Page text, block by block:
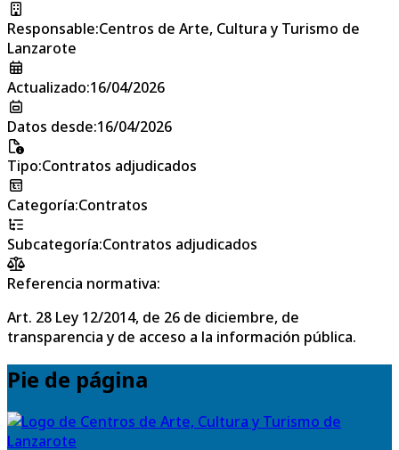
Responsable:Centros de Arte, Cultura y Turismo de
Lanzarote
Actualizado:16/04/2026
Datos desde:16/04/2026
Tipo:Contratos adjudicados
Categoría:Contratos
Subcategoría:Contratos adjudicados
Referencia normativa:
Art. 28 Ley 12/2014, de 26 de diciembre, de
transparencia y de acceso a la información pública.
Pie de página